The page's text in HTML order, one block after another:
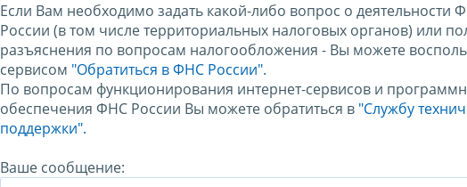
Если Вам необходимо задать какой-либо вопрос о деятельности
России (в том числе территориальных налоговых органов) или
разъяснения по вопросам налогообложения - Вы можете
сервисом "Обратиться в ФНС России".
По вопросам функционирования интернет-сервисов и
обеспечения ФНС России Вы можете обратиться в "Службу
поддержки".
Ваше сообщение: